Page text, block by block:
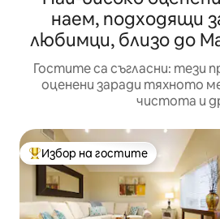
наем, подходящи
любимци, близо до
Гостите са съгласни: тези
оценени заради тяхното
чистота и
Най-популярен избор на гостите
Избор на гостите